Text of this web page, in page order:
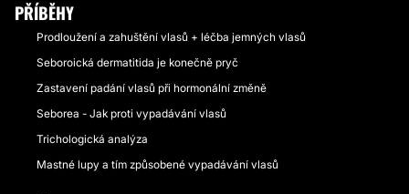
PŘÍBĚHY
Prodloužení a zahuštění vlasů + léčba jemných vlasů
Seboroická dermatitida je konečně pryč
Zastavení padání vlasů při hormonální změně
Seborea - Jak proti vypadávání vlasů
Trichologická analýza
Mastné lupy a tím způsobené vypadávání vlasů